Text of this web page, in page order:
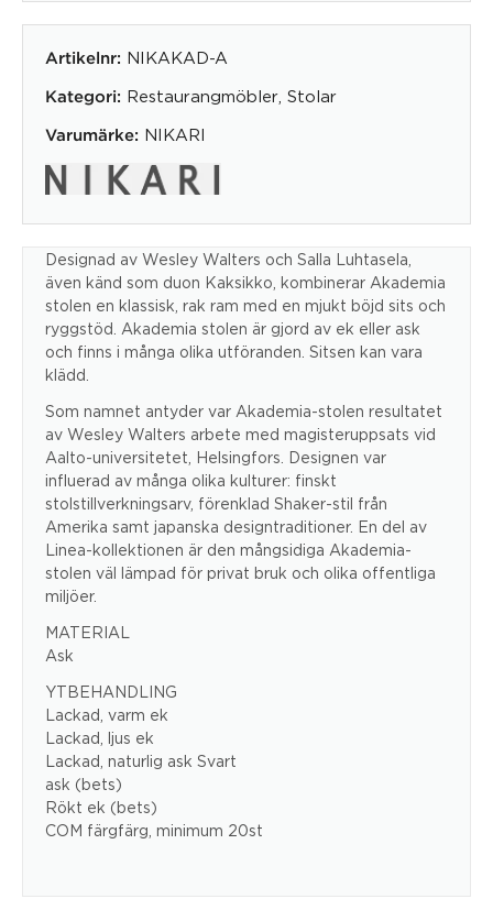
Artikelnr: NIKAKAD-A
Kategori: Restaurangmöbler Stolar
Varumärke: NIKARI
Designad av Wesley Walters och Salla Luhtasela,
även känd som duon Kaksikko, kombinerar Akademia
stolen en klassisk, rak ram med en mjukt böjd sits och
ryggstöd. Akademia stolen är gjord av ek eller ask
och finns i många olika utföranden. Sitsen kan vara
klädd.
Som namnet antyder var Akademia-stolen resultatet
av Wesley Walters arbete med magisteruppsats vid
Aalto-universitetet, Helsingfors. Designen var
influerad av många olika kulturer: finskt
stolstillverkningsarv, förenklad Shaker-stil från
Amerika samt japanska designtraditioner. En del av
Linea-kollektionen är den mångsidiga Akademia-
stolen väl lämpad för privat bruk och olika offentliga
miljöer.
MATERIAL
Ask
YTBEHANDLING
Lackad, varm ek
Lackad, ljus ek
Lackad, naturlig ask Svart
ask (bets)
Rökt ek (bets)
COM färgfärg, minimum 20st